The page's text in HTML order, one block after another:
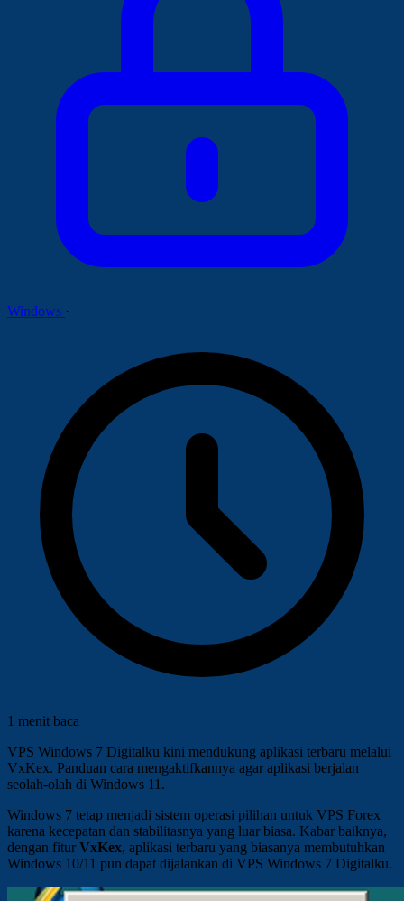
Windows ·
1 menit baca
VPS Windows 7 Digitalku kini mendukung aplikasi terbaru melalui
VxKex. Panduan cara mengaktifkannya agar aplikasi berjalan
seolah-olah di Windows 11.
Windows 7 tetap menjadi sistem operasi pilihan untuk VPS Forex
karena kecepatan dan stabilitasnya yang luar biasa. Kabar baiknya,
dengan fitur VxKex, aplikasi terbaru yang biasanya membutuhkan
Windows 10/11 pun dapat dijalankan di VPS Windows 7 Digitalku.